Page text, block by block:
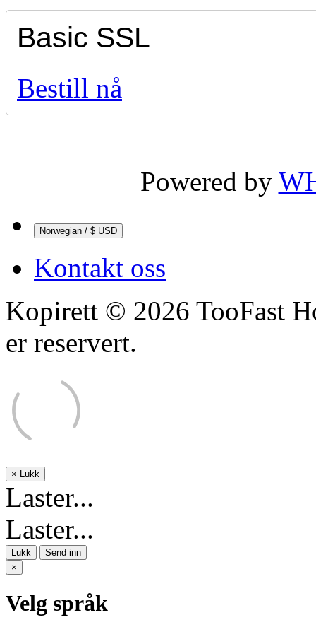
Basic SSL
Bestill nå
Powered by
Norwegian / $ USD
Kontakt oss
Kopirett © 2026 TooFast
er reservert.
× Lukk
Laster...
Laster...
Lukk
Send inn
×
Velg språk